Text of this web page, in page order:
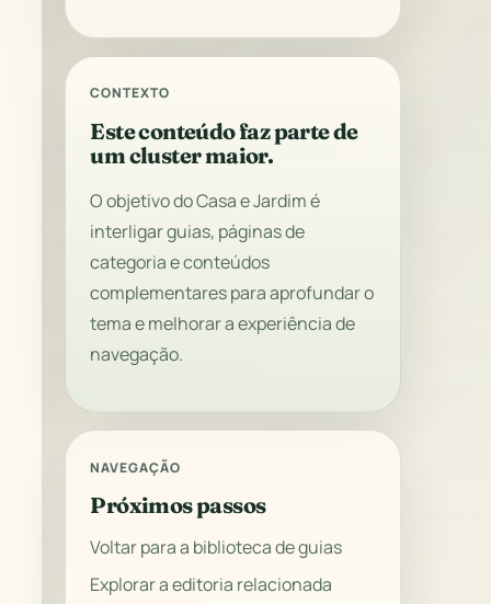
CONTEXTO
Este conteúdo faz parte de
um cluster maior.
O objetivo do Casa e Jardim é
interligar guias, páginas de
categoria e conteúdos
complementares para aprofundar o
tema e melhorar a experiência de
navegação.
NAVEGAÇÃO
Próximos passos
Voltar para a biblioteca de guias
Explorar a editoria relacionada